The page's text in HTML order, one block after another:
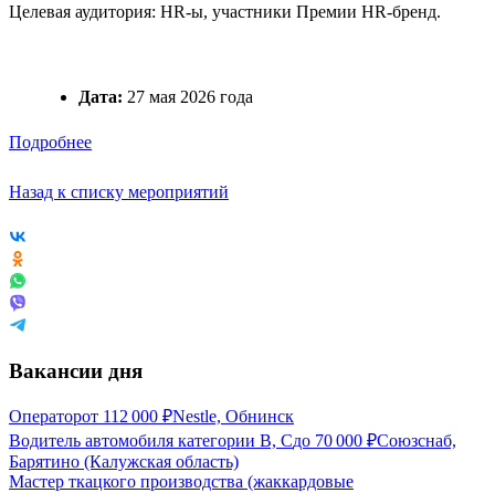
Целевая аудитория: HR-ы, участники Премии HR-бренд.
Дата: 27 мая 2026 года
Подробнее
Назад к списку мероприятий
Вакансии дня
Операторот 112 000 ₽Nestle, Обнинск
Водитель автомобиля категории В, Сдо 70 000 ₽Союзснаб,
Барятино (Калужская область)
Мастер ткацкого производства (жаккардовые